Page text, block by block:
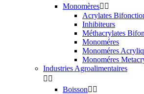
Monomères 
Acrylates
Inhibiteurs
Méthacrylates
Monoméres
Monoméres
Monoméres
Industries Agroalimentaires
 
Boisson 